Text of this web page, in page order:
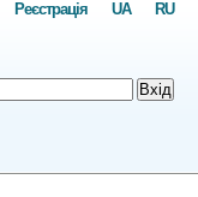
RU
UA
Реєстрація
Вхід